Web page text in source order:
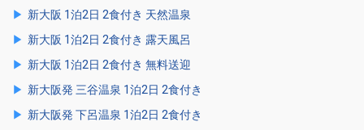
新大阪 1泊2日 2食付き 天然温泉
新大阪 1泊2日 2食付き 露天風呂
新大阪 1泊2日 2食付き 無料送迎
新大阪発 三谷温泉 1泊2日 2食付き
新大阪発 下呂温泉 1泊2日 2食付き